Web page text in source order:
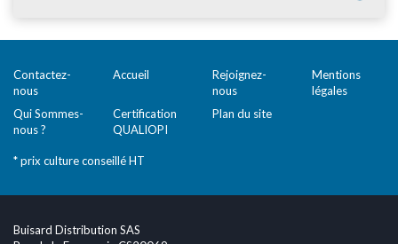
Contactez-
nous
Accueil
Rejoignez-
nous
Mentions
légales
Qui Sommes-
nous ?
Certification
QUALIOPI
Plan du site
* prix culture conseillé HT
Buisard Distribution SAS